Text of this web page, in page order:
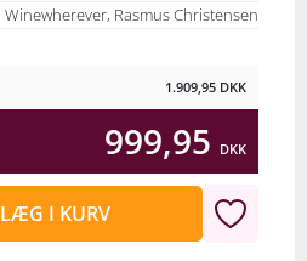
Winewherever, Rasmus Christensen
1.909,95 DKK
999,95 DKK
LÆG I KURV